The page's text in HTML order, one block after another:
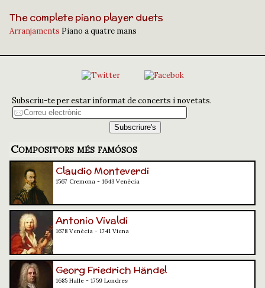
The complete piano player duets
Arranjaments Piano a quatre mans
Subscriu-te per estar informat de concerts i novetats.
Compositors més famósos
Claudio Monteverdi
1567 Cremona - 1643 Venècia
Antonio Vivaldi
1678 Venècia - 1741 Viena
Georg Friedrich Händel
1685 Halle - 1759 Londres